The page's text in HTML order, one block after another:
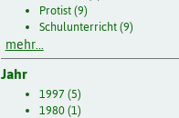
Protist (9)
Schulunterricht (9)
mehr...
Jahr
1997 (5)
1980 (1)